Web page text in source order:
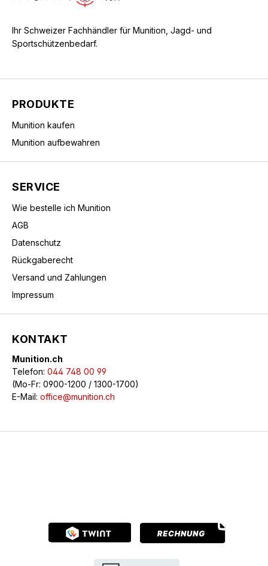
Ihr Schweizer Fachhändler für Munition, Jagd- und
Sportschützenbedarf.
PRODUKTE
Munition kaufen
Munition aufbewahren
SERVICE
Wie bestelle ich Munition
AGB
Datenschutz
Rückgaberecht
Versand und Zahlungen
Impressum
KONTAKT
Munition.ch
Telefon: 044 748 00 99
(Mo-Fr: 0900-1200 / 1300-1700)
E-Mail: office@munition.ch